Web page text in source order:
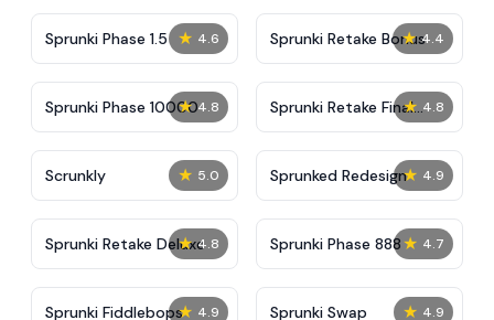
★ 4.6
Sprunki Phase 1.5 ★ 4.4
Sprunki Retake Bonus
★ 4.8
Sprunki Phase 10000 ★ 4.8
Sprunki Retake Final
Update
★ 5.0
Scrunkly ★ 4.9
Sprunked Redesign
★ 4.8
Sprunki Retake Deluxe ★ 4.7
Sprunki Phase 888
★ 4.9
Sprunki Fiddlebops ★ 4.9
Sprunki Swap